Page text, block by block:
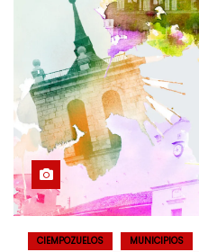
CIEMPOZUELOS MUNICIPIOS